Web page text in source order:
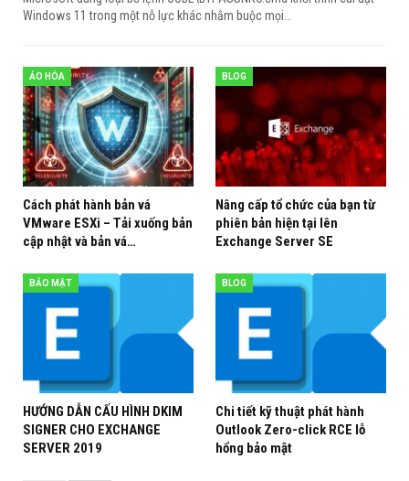
Windows 11 trong một nỗ lực khác nhằm buộc mọi…
ẢO HÓA
Cách phát hành bản vá
VMware ESXi – Tải xuống bản
cập nhật và bản vá…
BLOG
Nâng cấp tổ chức của bạn từ
phiên bản hiện tại lên
Exchange Server SE
BẢO MẬT
HƯỚNG DẪN CẤU HÌNH DKIM
SIGNER CHO EXCHANGE
SERVER 2019
BLOG
Chi tiết kỹ thuật phát hành
Outlook Zero-click RCE lỗ
hổng bảo mật